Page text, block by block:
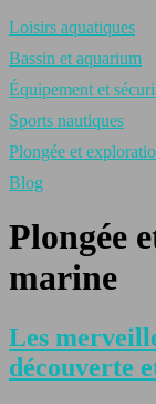
Loisirs aquatiques
Bassin et aquarium
Équipement et
Sports nautiques
Plongée et
Blog
Plongée
marine
Les
découverte